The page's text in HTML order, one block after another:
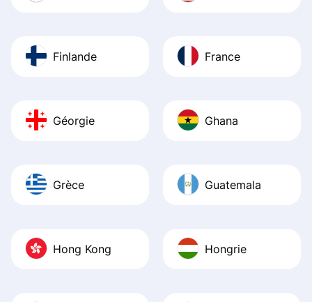
Finlande France
Géorgie Ghana
Grèce Guatemala
Hong Kong Hongrie